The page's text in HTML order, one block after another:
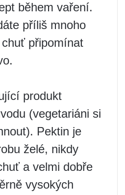
během vaření.
příliš mnoho
připomínat
produkt
(vegetariáni si
Pektin je
želé, nikdy
a velmi dobře
vysokých